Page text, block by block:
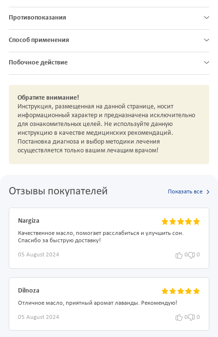
Противопоказания
Способ применения
Побочное действие
Обратите внимание!
Инструкция, размещенная на данной странице, носит
информационный характер и предназначена исключительно
для ознакомительных целей. Не используйте данную
инструкцию в качестве медицинских рекомендаций.
Постановка диагноза и выбор методики лечения
осуществляется только вашим лечащим врачом!
Отзывы покупателей Показать все
Nargiza
Качественное масло, помогает расслабиться и улучшить сон.
Спасибо за быструю доставку!
05 August 2024 0 0
Dilnoza
Отличное масло, приятный аромат лаванды. Рекомендую!
05 August 2024 0 0